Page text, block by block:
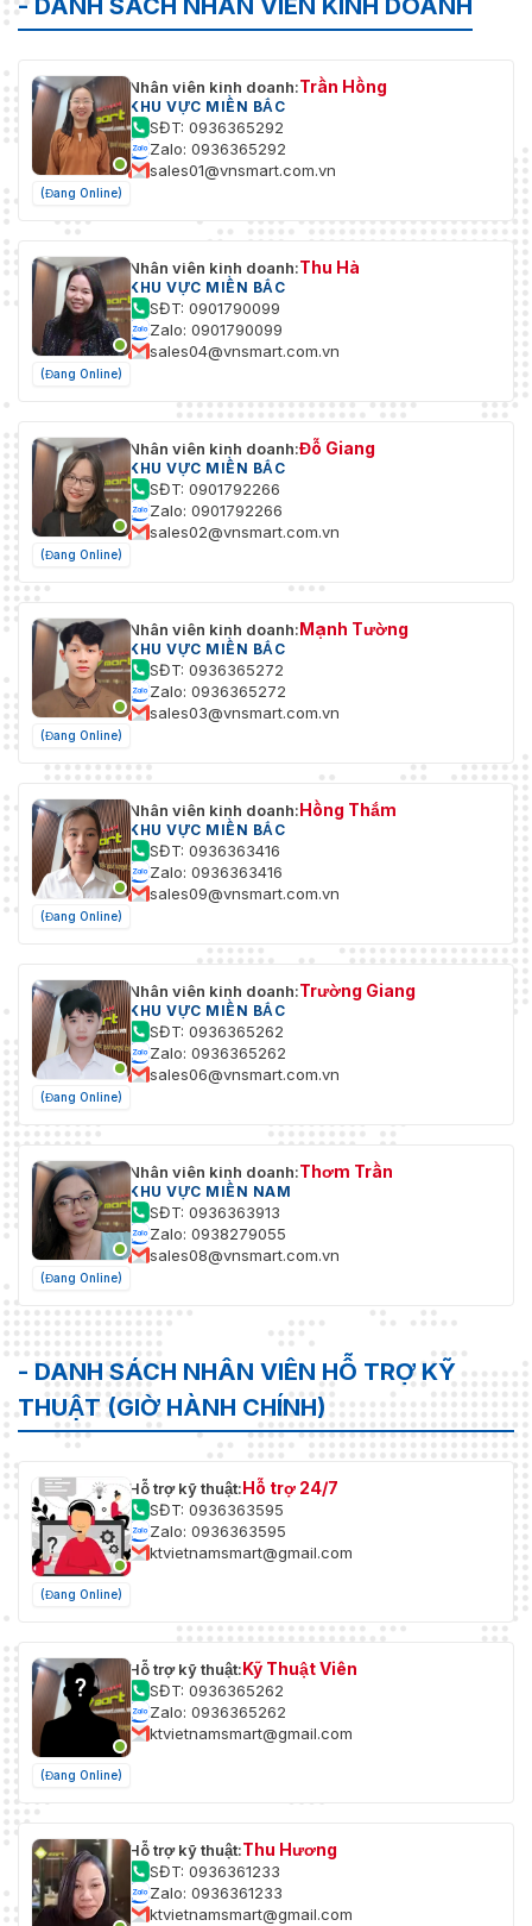
- DANH SÁCH NHÂN VIÊN KINH DOANH
(Đang Online)
Nhân viên kinh doanh:Trần Hồng
KHU VỰC MIỀN BẮC
SĐT: 0936365292
Zalo: 0936365292
sales01@vnsmart.com.vn
(Đang Online)
Nhân viên kinh doanh:Thu Hà
KHU VỰC MIỀN BẮC
SĐT: 0901790099
Zalo: 0901790099
sales04@vnsmart.com.vn
(Đang Online)
Nhân viên kinh doanh:Đỗ Giang
KHU VỰC MIỀN BẮC
SĐT: 0901792266
Zalo: 0901792266
sales02@vnsmart.com.vn
(Đang Online)
Nhân viên kinh doanh:Mạnh Tường
KHU VỰC MIỀN BẮC
SĐT: 0936365272
Zalo: 0936365272
sales03@vnsmart.com.vn
(Đang Online)
Nhân viên kinh doanh:Hồng Thắm
KHU VỰC MIỀN BẮC
SĐT: 0936363416
Zalo: 0936363416
sales09@vnsmart.com.vn
(Đang Online)
Nhân viên kinh doanh:Trường Giang
KHU VỰC MIỀN BẮC
SĐT: 0936365262
Zalo: 0936365262
sales06@vnsmart.com.vn
(Đang Online)
Nhân viên kinh doanh:Thơm Trần
KHU VỰC MIỀN NAM
SĐT: 0936363913
Zalo: 0938279055
sales08@vnsmart.com.vn
- DANH SÁCH NHÂN VIÊN HỖ TRỢ KỸ
THUẬT (GIỜ HÀNH CHÍNH)
(Đang Online)
Hỗ trợ kỹ thuật:Hỗ trợ 24/7
SĐT: 0936363595
Zalo: 0936363595
ktvietnamsmart@gmail.com
(Đang Online)
Hỗ trợ kỹ thuật:Kỹ Thuật Viên
SĐT: 0936365262
Zalo: 0936365262
ktvietnamsmart@gmail.com
Hỗ trợ kỹ thuật:Thu Hương
SĐT: 0936361233
Zalo: 0936361233
ktvietnamsmart@gmail.com